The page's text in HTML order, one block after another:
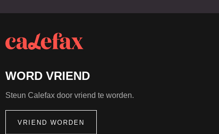
WORD VRIEND
Steun Calefax door vriend te worden.
VRIEND WORDEN